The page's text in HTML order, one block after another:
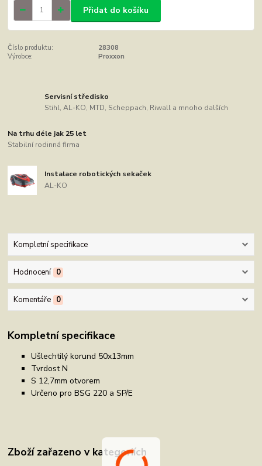
Přidat do košíku
Číslo produktu:
28308
Výrobce:
Proxxon
Servisní středisko
Stihl, AL-KO, MTD, Scheppach, Riwall a mnoho dalších
Na trhu déle jak 25 let
Stabilní rodinná firma
Instalace robotických sekaček
AL-KO
Kompletní specifikace
Hodnocení 0
Komentáře 0
Kompletní specifikace
Ušlechtilý korund 50x13mm
Tvrdost N
S 12,7mm otvorem
Určeno pro BSG 220 a SP/E
Zboží zařazeno v kategoriích